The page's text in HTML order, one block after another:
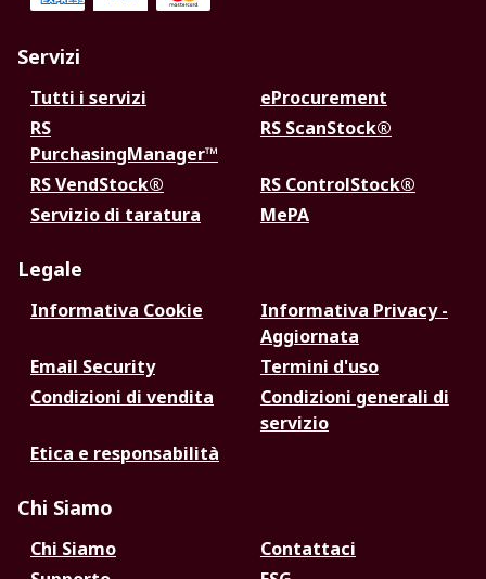
Servizi
Tutti i servizi
eProcurement
RS
PurchasingManager™
RS ScanStock®
RS VendStock®
RS ControlStock®
Servizio di taratura
MePA
Legale
Informativa Cookie
Informativa Privacy -
Aggiornata
Email Security
Termini d'uso
Condizioni di vendita
Condizioni generali di
servizio
Etica e responsabilità
Chi Siamo
Chi Siamo
Contattaci